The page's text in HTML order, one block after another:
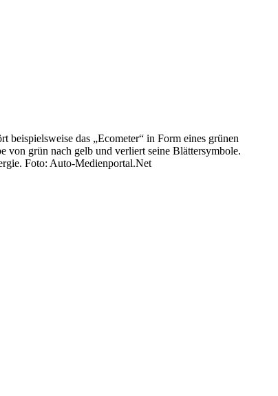
das „Ecometer“ in Form eines grünen
von grün nach gelb und verliert seine Blättersymbole.
Foto: Auto-Medienportal.Net